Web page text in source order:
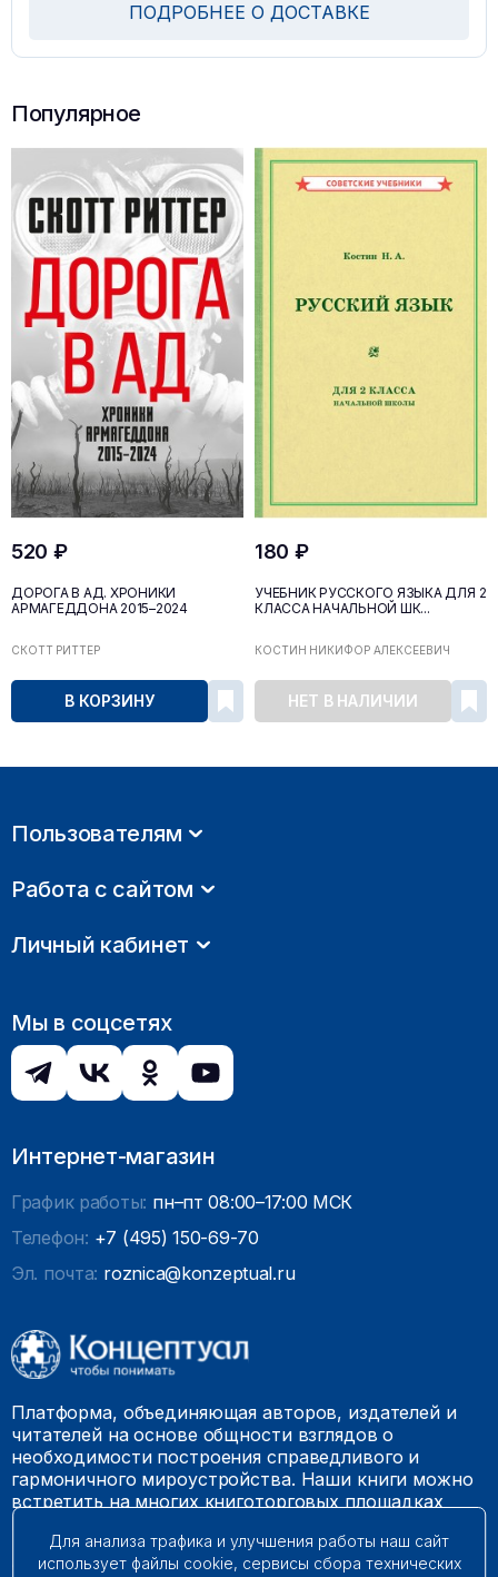
ПОДРОБНЕЕ О ДОСТАВКЕ
Популярное
520 ₽
ДОРОГА В АД. ХРОНИКИ
АРМАГЕДДОНА 2015–2024
СКОТТ РИТТЕР
В КОРЗИНУ
180 ₽
УЧЕБНИК РУССКОГО ЯЗЫКА ДЛЯ 2
КЛАССА НАЧАЛЬНОЙ ШК...
КОСТИН НИКИФОР АЛЕКСЕЕВИЧ
НЕТ В НАЛИЧИИ
Пользователям
Работа с сайтом
Личный кабинет
Мы в соцсетях
Интернет-магазин
График работы: пн–пт 08:00–17:00 МСК
Телефон: +7 (495) 150-69-70
Эл. почта: roznica@konzeptual.ru
Платформа, объединяющая авторов, издателей и
читателей на основе общности взглядов о
необходимости построения справедливого и
гармоничного мироустройства. Наши книги можно
встретить на многих книготорговых площадках
© 2009 – 2026. Все права защищены.
Для анализа трафика и улучшения работы наш сайт
использует файлы cookie, сервисы сбора технических